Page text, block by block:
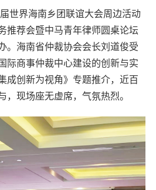
界海南乡团联谊大会周边活动
荐会暨中马青年律师圆桌论坛
。海南省仲裁协会会长刘道俊受
际商事仲裁中心建设的创新与实
创新为视角》专题推介，近百
，现场座无虚席，气氛热烈。